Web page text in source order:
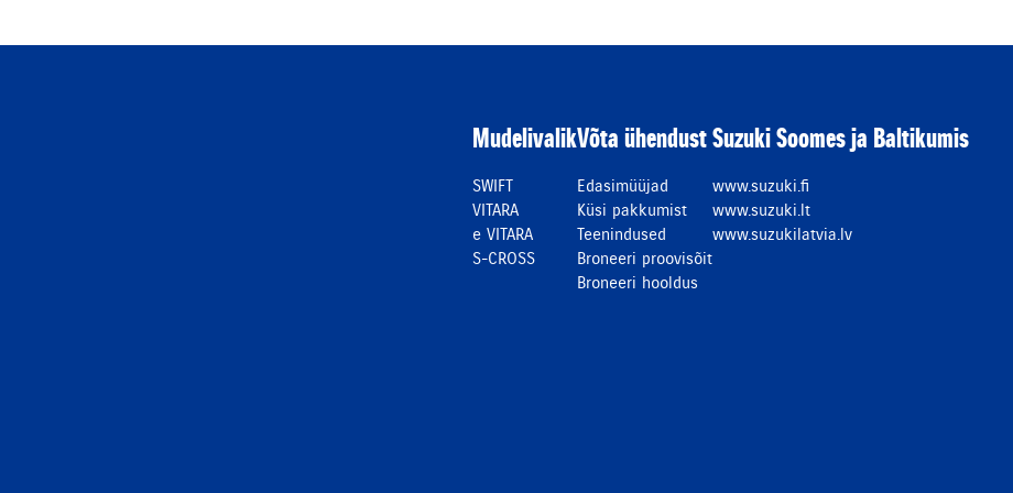
Mudelivalik
SWIFT
VITARA
e VITARA
S-CROSS
Võta ühendust
Edasimüüjad
Küsi pakkumist
Teenindused
Broneeri proovisõit
Broneeri hooldus
Suzuki Soomes ja Baltikumis
www.suzuki.fi
www.suzuki.lt
www.suzukilatvia.lv